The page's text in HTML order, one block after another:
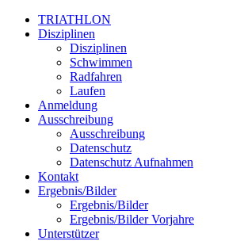
TRIATHLON
Disziplinen
Disziplinen
Schwimmen
Radfahren
Laufen
Anmeldung
Ausschreibung
Ausschreibung
Datenschutz
Datenschutz Aufnahmen
Kontakt
Ergebnis/Bilder
Ergebnis/Bilder
Ergebnis/Bilder Vorjahre
Unterstützer